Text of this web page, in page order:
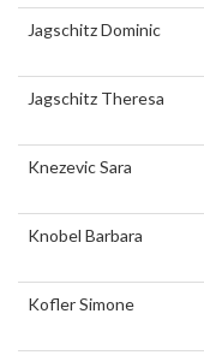
Jagschitz Dominic
Jagschitz Theresa
Knezevic Sara
Knobel Barbara
Kofler Simone